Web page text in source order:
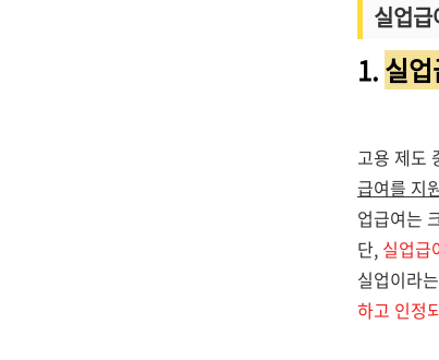
실업
1.실
고용 제도
급여를 지
업급여는
단, 실업급
실업이라
하고 인정